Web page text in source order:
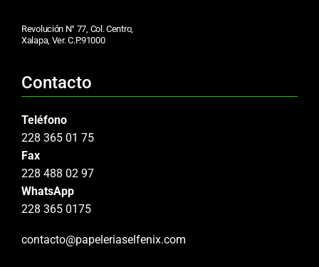
Revolución N° 77, Col. Centro,
Xalapa, Ver. C.P.91000
Contacto
Teléfono
228 365 01 75
Fax
228 488 02 97
WhatsApp
228 365 0175
contacto@papeleriaselfenix.com